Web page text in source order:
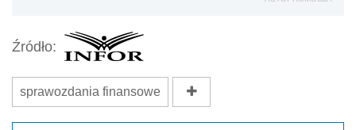
Źródło:
sprawozdania finansowe